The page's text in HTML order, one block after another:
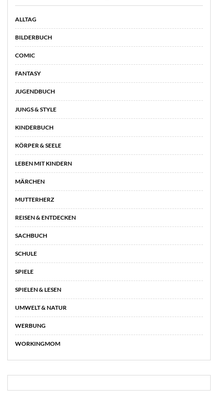
ALLTAG
BILDERBUCH
COMIC
FANTASY
JUGENDBUCH
JUNGS & STYLE
KINDERBUCH
KÖRPER & SEELE
LEBEN MIT KINDERN
MÄRCHEN
MUTTERHERZ
REISEN & ENTDECKEN
SACHBUCH
SCHULE
SPIELE
SPIELEN & LESEN
UMWELT & NATUR
WERBUNG
WORKINGMOM